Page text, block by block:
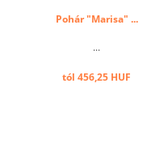
Pohár "Marisa" ...
...
tól 456,25 HUF